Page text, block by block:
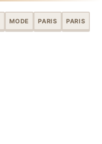
MODE PARIS PARIS